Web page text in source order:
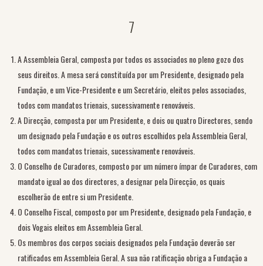
7
A Assembleia Geral, composta por todos os associados no pleno gozo dos
seus direitos. A mesa será constituída por um Presidente, designado pela
Fundação, e um Vice-Presidente e um Secretário, eleitos pelos associados,
todos com mandatos trienais, sucessivamente renováveis.
A Direcção, composta por um Presidente, e dois ou quatro Directores, sendo
um designado pela Fundação e os outros escolhidos pela Assembleia Geral,
todos com mandatos trienais, sucessivamente renováveis.
O Conselho de Curadores, composto por um número ímpar de Curadores, com
mandato igual ao dos directores, a designar pela Direcção, os quais
escolherão de entre si um Presidente.
O Conselho Fiscal, composto por um Presidente, designado pela Fundação, e
dois Vogais eleitos em Assembleia Geral.
Os membros dos corpos sociais designados pela Fundação deverão ser
ratificados em Assembleia Geral. A sua não ratificação obriga a Fundação a